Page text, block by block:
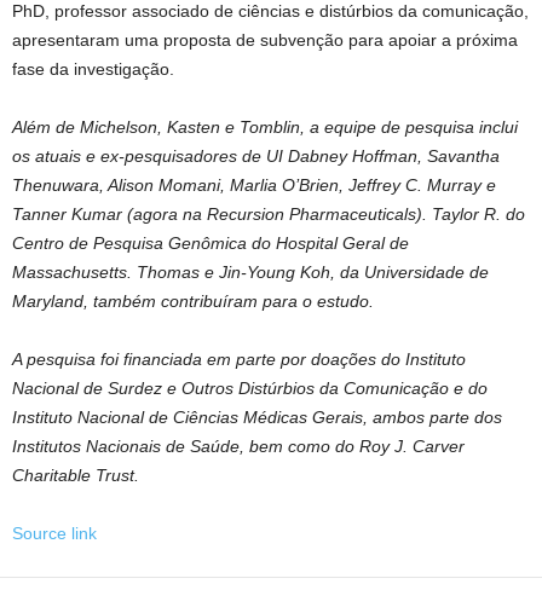
PhD, professor associado de ciências e distúrbios da comunicação,
apresentaram uma proposta de subvenção para apoiar a próxima
fase da investigação.
Além de Michelson, Kasten e Tomblin, a equipe de pesquisa inclui
os atuais e ex-pesquisadores de UI Dabney Hoffman, Savantha
Thenuwara, Alison Momani, Marlia O’Brien, Jeffrey C. Murray e
Tanner Kumar (agora na Recursion Pharmaceuticals). Taylor R. do
Centro de Pesquisa Genômica do Hospital Geral de
Massachusetts. Thomas e Jin-Young Koh, da Universidade de
Maryland, também contribuíram para o estudo.
A pesquisa foi financiada em parte por doações do Instituto
Nacional de Surdez e Outros Distúrbios da Comunicação e do
Instituto Nacional de Ciências Médicas Gerais, ambos parte dos
Institutos Nacionais de Saúde, bem como do Roy J. Carver
Charitable Trust.
Source link